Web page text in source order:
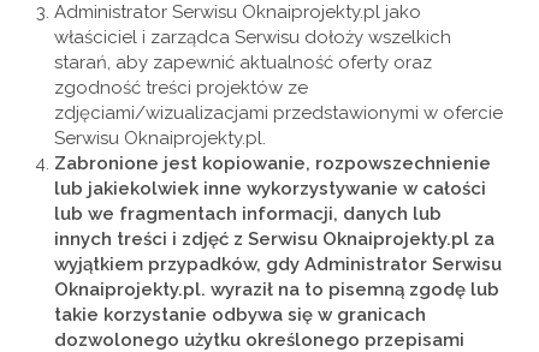
Administrator Serwisu Oknaiprojekty.pl jako
właściciel i zarządca Serwisu dołoży wszelkich
starań, aby zapewnić aktualność oferty oraz
zgodność treści projektów ze
zdjęciami/wizualizacjami przedstawionymi w ofercie
Serwisu Oknaiprojekty.pl.
Zabronione jest kopiowanie, rozpowszechnienie
lub jakiekolwiek inne wykorzystywanie w całości
lub we fragmentach informacji, danych lub
innych treści i zdjęć z Serwisu Oknaiprojekty.pl za
wyjątkiem przypadków, gdy Administrator Serwisu
Oknaiprojekty.pl. wyraził na to pisemną zgodę lub
takie korzystanie odbywa się w granicach
dozwolonego użytku określonego przepisami